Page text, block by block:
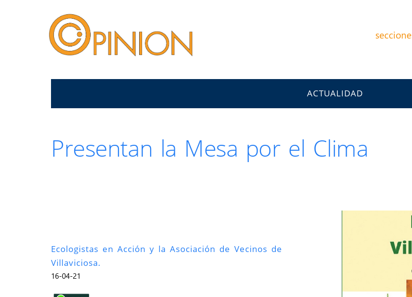
ACTUALIDAD
Presentan la Mesa por el Clima
Ecologistas en Acción y la Asociación de Vecinos de
Villaviciosa.
16-04-21